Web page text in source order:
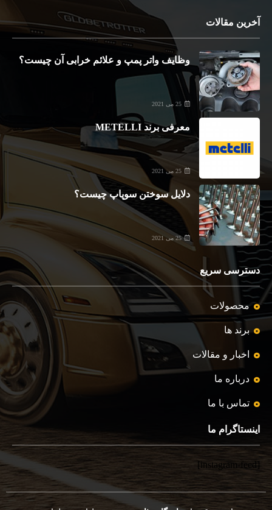
آخرین مقالات
وظایف واتر پمپ و علائم خرابی آن چیست؟
25 می 2021
معرفی برند METELLI
25 می 2021
دلایل سوختن سوپاپ چیست؟
25 می 2021
دسترسی سریع
محصولات
برند ها
اخبار و مقالات
درباره ما
تماس با ما
اینستاگرام ما
[instagram-feed]